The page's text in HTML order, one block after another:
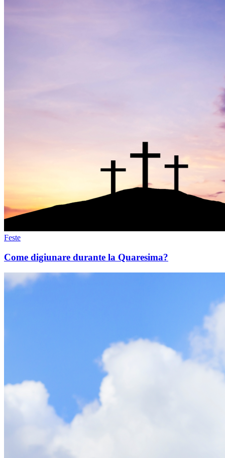
Feste
Come digiunare durante la Quaresima?